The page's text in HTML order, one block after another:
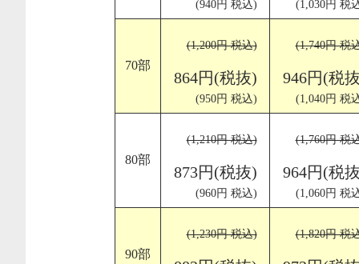
(940円 税込) (1,030円 税
70部
(1,200円 税込)
864円(税抜)
(950円 税込)
(1,740円 税
946円(税
(1,040円 税
80部
(1,210円 税込)
873円(税抜)
(960円 税込)
(1,760円 税
964円(税
(1,060円 税
90部
(1,230円 税込) (1,820円 税